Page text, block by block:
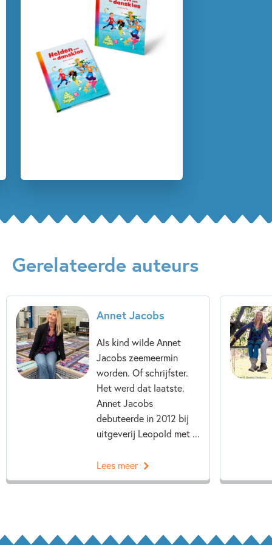
7 – 9 jaar
Beginnende lezer & AVI boeken
Op & rond school
Woorden & taal
Annet Jacobs
ivan & ilia
Gerelateerde auteurs
Annet Jacobs
Als kind wilde Annet
Jacobs zeemeermin
worden. Of schrijfster.
Het werd dat laatste.
Annet Jacobs
debuteerde in 2012 bij
uitgeverij Leopold met ...
Lees meer